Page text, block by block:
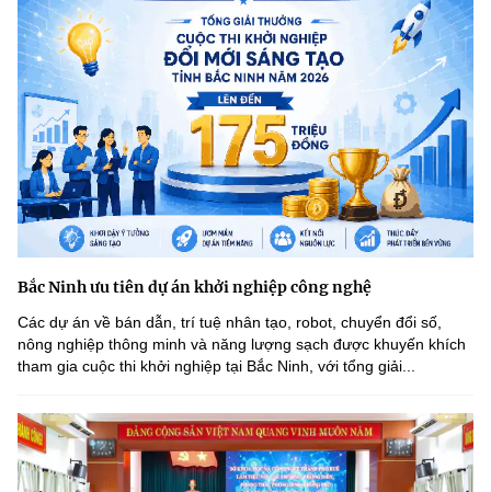
Bắc Ninh ưu tiên dự án khởi nghiệp công nghệ
Các dự án về bán dẫn, trí tuệ nhân tạo, robot, chuyển đổi số,
nông nghiệp thông minh và năng lượng sạch được khuyến khích
tham gia cuộc thi khởi nghiệp tại Bắc Ninh, với tổng giải...